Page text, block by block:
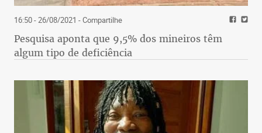
16:50 - 26/08/2021 - Compartilhe
Pesquisa aponta que 9,5% dos mineiros têm
algum tipo de deficiência